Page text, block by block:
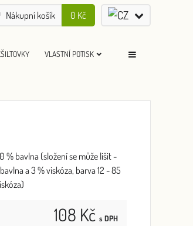
Nákupní košík 0 Kč
VLASTNÍ POTISK
% bavlna (složení se může lišit -
a 3 % viskóza, barva 12 - 85
108 Kč s DPH